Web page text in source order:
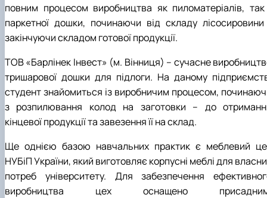
повним процесом виробництва як пиломатеріалів, так
паркетної дошки, починаючи від складу лісосировини
закінчуючи складом готової продукції.
ТОВ «Барлінек Інвест» (м. Вінниця) – сучасне
тришарової дошки для підлоги. На даному
студент знайомиться із виробничим процесом,
з розпилювання колод на заготовки – до
кінцевої продукції та завезення її на склад.
Ще однією базою навчальних практик є меблевий
НУБіП України, який виготовляє корпусні меблі для
потреб університету. Для забезпечення
виробництва цех оснащено